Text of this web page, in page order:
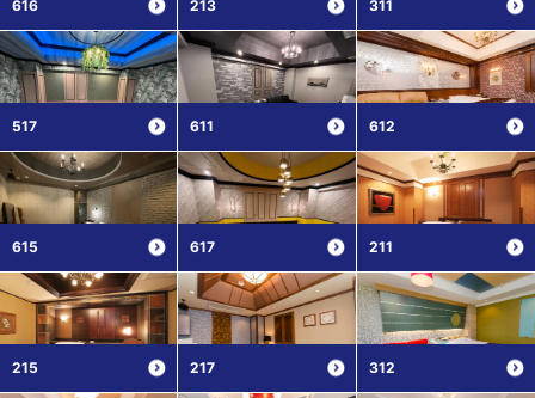
616 213 311
517 611 612
615 617 211
215 217 312